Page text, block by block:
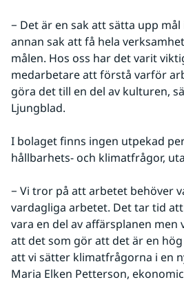
− Det är en sak att sätta upp
annan sak att få hela
målen. Hos oss har det varit
medarbetare att förstå varför
göra det till en del av kulturen,
Ljungblad.
I bolaget finns ingen utpekad
hållbarhets- och klimatfrågor,
− Vi tror på att arbetet behöver
vardagliga arbetet. Det tar tid
vara en del av affärsplanen men
att det som gör att det är en
att vi sätter klimatfrågorna i en
Maria Elken Petterson,